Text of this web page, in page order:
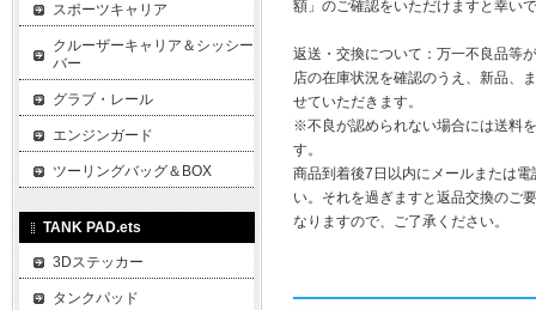
額」のご確認をいただけますと幸い
返送・交換について：万一不良品等
店の在庫状況を確認のうえ、新品、
せていただきます。
※不良が認められない場合には送料
す。
商品到着後7日以内にメールまたは
い。それを過ぎますと返品交換のご
なりますので、ご了承ください。
スポーツキャリア
クルーザーキャリア＆シッシー
バー
グラブ・レール
エンジンガード
ツーリングバッグ＆BOX
TANK PAD.ets
3Dステッカー
タンクパッド